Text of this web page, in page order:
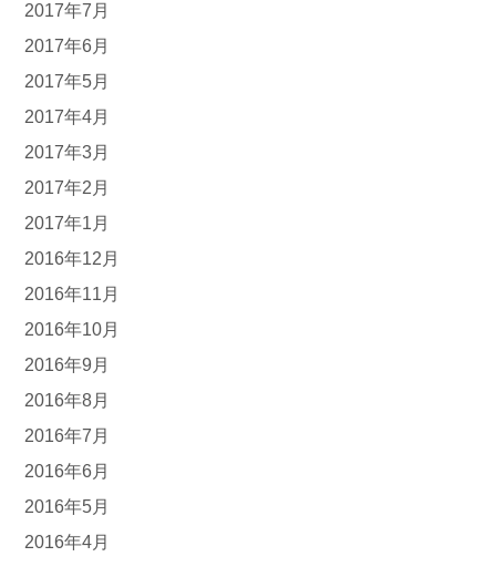
2017年7月
2017年6月
2017年5月
2017年4月
2017年3月
2017年2月
2017年1月
2016年12月
2016年11月
2016年10月
2016年9月
2016年8月
2016年7月
2016年6月
2016年5月
2016年4月